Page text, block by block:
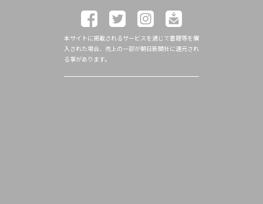
本サイトに掲載されるサービスを通じて書籍等を購
入された場合、売上の一部が朝日新聞社に還元され
る事があります。